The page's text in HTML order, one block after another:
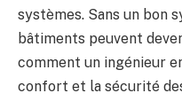
systèmes. Sans un bon
bâtiments peuvent
comment un ingénieur
confort et la sécurité